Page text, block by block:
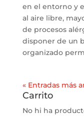
en el entorno y
al aire libre,
de procesos
disponer de un
organizado
« Entradas más
Carrito
No hi ha